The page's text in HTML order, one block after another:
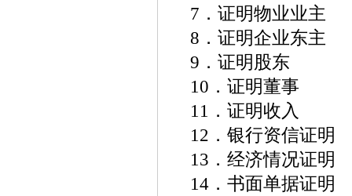
7．证明物业业主
8．证明企业东主
9．证明股东
10．证明董事
11．证明收入
12．银行资信证明
13．经济情况证明
14．书面单据证明